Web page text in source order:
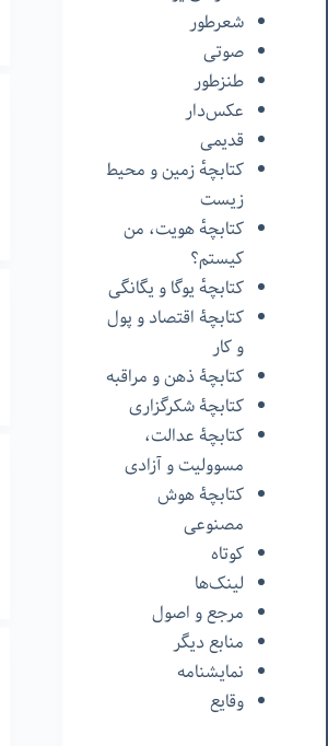
شعرطور
صوتی
طنزطور
عکس‌دار
قدیمی
کتابچهٔ زمین و محیط
زیست
کتابچهٔ هویت، من
کیستم؟
کتابچهٔ یوگا و یگانگی
کتابچۀ اقتصاد و پول
و کار
کتابچۀ ذهن و مراقبه
کتابچۀ شکرگزاری
کتابچۀ عدالت،
مسوولیت و آزادی
کتابچۀ هوش
مصنوعی
کوتاه
لینک‌ها
مرجع و اصول
منابع دیگر
نمایشنامه
وقایع